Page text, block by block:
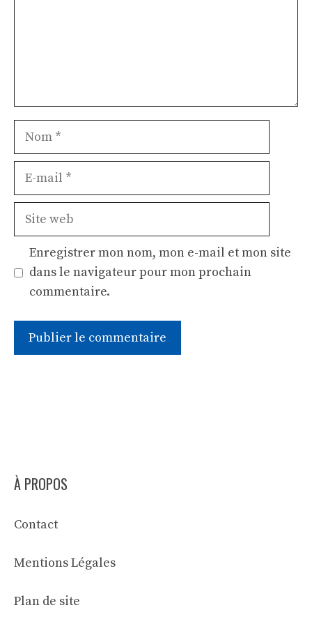
Nom
Site
Enregistrer mon nom, mon e-mail et mon site
dans le navigateur pour mon prochain
commentaire.
À PROPOS
Contact
Mentions Légales
Plan de site